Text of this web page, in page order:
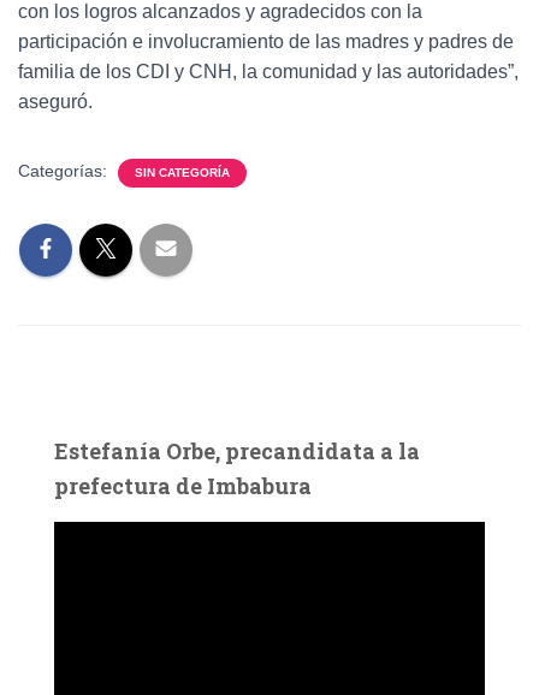
con los logros alcanzados y agradecidos con la
participación e involucramiento de las madres y padres de
familia de los CDI y CNH, la comunidad y las autoridades”,
aseguró.
Categorías: SIN CATEGORÍA
Estefanía Orbe, precandidata a la
prefectura de Imbabura